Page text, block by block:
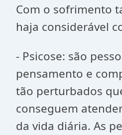
Com o sofrimento
haja considerável
- Psicose: são
pensamento e
tão perturbados
conseguem
da vida diária. As